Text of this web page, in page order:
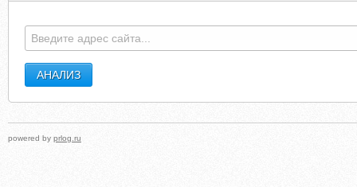
powered by prlog.ru